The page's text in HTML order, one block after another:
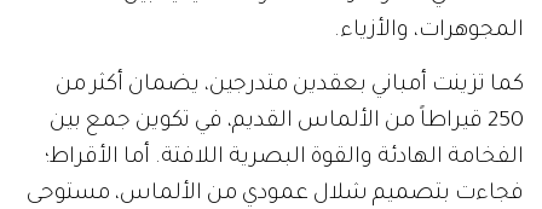
المجوهرات، والأزياء.
كما تزينت أمباني بعقدين متدرجين، يضمان أكثر من
250 قيراطاً من الألماس القديم، في تكوين جمع بين
الفخامة الهادئة والقوة البصرية اللافتة. أما الأقراط؛
فجاءت بتصميم شلال عمودي من الألماس، مستوحى